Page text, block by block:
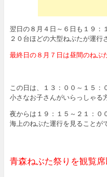
翌日の８月４日～６日も１９：
２０台ほどの大型ねぶたが運行
最終日の８月７日は昼間のねぶ
この日は、１３：００～１５：
小さなお子さんがいらっしゃる
夜からは１９：１５～２１：０
海上のねぶた運行を見ることが
青森ねぶた祭りを観覧